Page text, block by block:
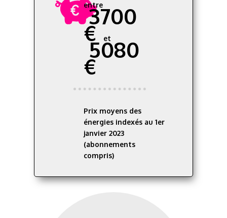
entre
3700
€ et
5080
€
Prix moyens des
énergies indexés au 1er
janvier 2023
(abonnements
compris)